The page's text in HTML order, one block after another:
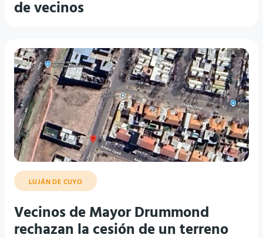
de vecinos
LUJÁN DE CUYO
Vecinos de Mayor Drummond
rechazan la cesión de un terreno